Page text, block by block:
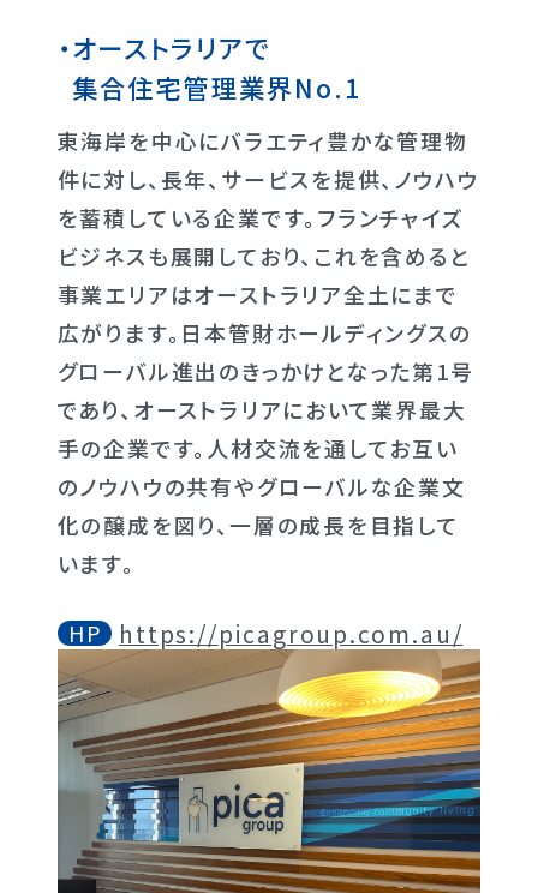
オーストラリアで
集合住宅管理業界No.1
東海岸を中心にバラエティ豊かな管理物
件に対し、長年、サービスを提供、ノウハウ
を蓄積している企業です。フランチャイズ
ビジネスも展開しており、これを含めると
事業エリアはオーストラリア全土にまで
広がります。日本管財ホールディングスの
グローバル進出のきっかけとなった第1号
であり、オーストラリアにおいて業界最大
手の企業です。人材交流を通してお互い
のノウハウの共有やグローバルな企業文
化の醸成を図り、一層の成長を目指して
います。
HP https://picagroup.com.au/